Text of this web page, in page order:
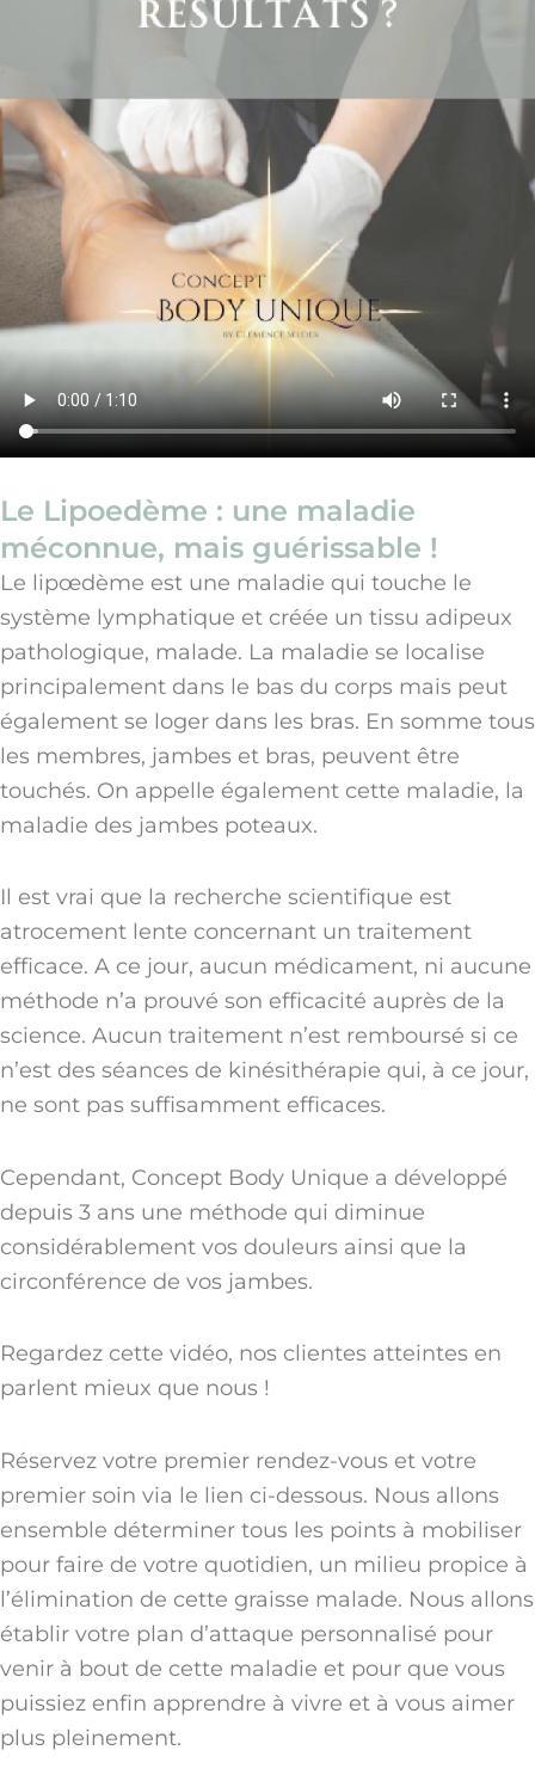
Le Lipoedème : une maladie
méconnue, mais guérissable !
Le lipœdème est une maladie qui touche le
système lymphatique et créée un tissu adipeux
pathologique, malade. La maladie se localise
principalement dans le bas du corps mais peut
également se loger dans les bras. En somme tous
les membres, jambes et bras, peuvent être
touchés. On appelle également cette maladie, la
maladie des jambes poteaux.
Il est vrai que la recherche scientifique est
atrocement lente concernant un traitement
efficace. A ce jour, aucun médicament, ni aucune
méthode n’a prouvé son efficacité auprès de la
science. Aucun traitement n’est remboursé si ce
n’est des séances de kinésithérapie qui, à ce jour,
ne sont pas suffisamment efficaces.
Cependant, Concept Body Unique a développé
depuis 3 ans une méthode qui diminue
considérablement vos douleurs ainsi que la
circonférence de vos jambes.
Regardez cette vidéo, nos clientes atteintes en
parlent mieux que nous !
Réservez votre premier rendez-vous et votre
premier soin via le lien ci-dessous. Nous allons
ensemble déterminer tous les points à mobiliser
pour faire de votre quotidien, un milieu propice à
l’élimination de cette graisse malade. Nous allons
établir votre plan d’attaque personnalisé pour
venir à bout de cette maladie et pour que vous
puissiez enfin apprendre à vivre et à vous aimer
plus pleinement.